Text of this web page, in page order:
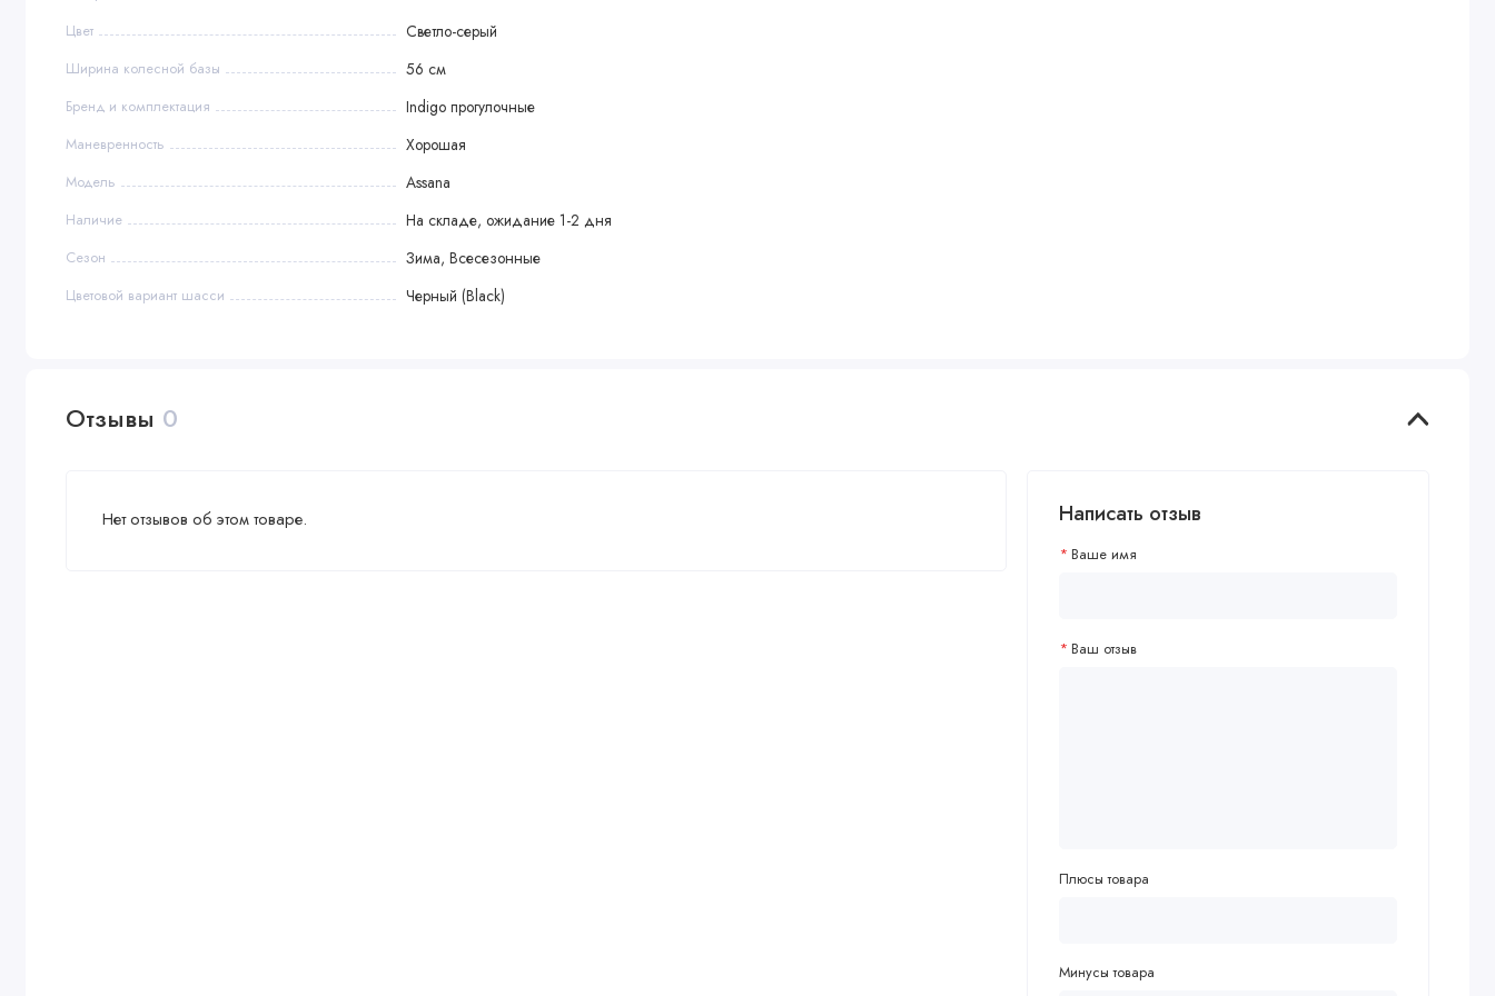
Цвет Светло-серый
Ширина колесной базы 56 см
Бренд и комплектация Indigo прогулочные
Маневренность Хорошая
Модель Assana
Наличие На складе, ожидание 1-2 дня
Сезон Зима, Всесезонные
Цветовой вариант шасси Черный (Black)
Отзывы 0
Нет отзывов об этом товаре. Написать отзыв
Ваше имя
Ваш отзыв
Плюсы товара
Минусы товара